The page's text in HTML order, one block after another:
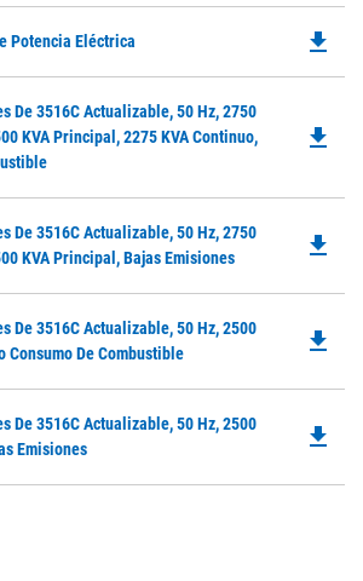
Potencia Eléctrica file_download
De 3516C Actualizable, 50 Hz, 2750
KVA Principal, 2275 KVA Continuo,
file_download
De 3516C Actualizable, 50 Hz, 2750
KVA Principal, Bajas Emisiones
file_download
De 3516C Actualizable, 50 Hz, 2500
Consumo De Combustible
file_download
De 3516C Actualizable, 50 Hz, 2500
Emisiones
file_download